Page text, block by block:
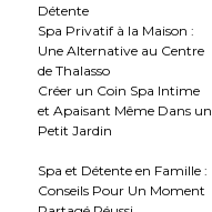
Détente
Spa Privatif à la Maison :
Une Alternative au Centre
de Thalasso
Créer un Coin Spa Intime
et Apaisant Même Dans un
Petit Jardin
Spa et Détente en Famille :
Conseils Pour Un Moment